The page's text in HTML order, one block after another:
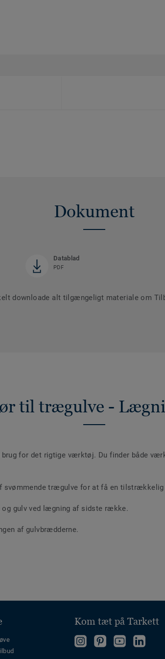
Dokument
Datablad
PDF
downloade alt tilgængeligt materiale om
til trægulve -
for det rigtige værktøj. Du finder både
svømmende trægulve for at få en
gulv ved lægning af sidste række.
af gulvbrædderne.
Kom tæt på Tarkett
Følg
FollowFølg